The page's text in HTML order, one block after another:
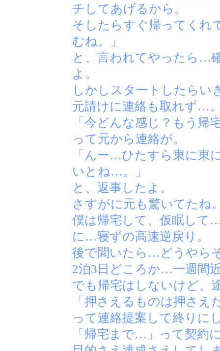
チしてあげるから。
そしたらすぐ帰ってくれ
むね。」
と、言われてやったら…
よ。
しかしスタートしたら
元請けに連絡も取れず…
「今どんな感じ？もう帰
って元から連絡が。
「んー…ひたすら東に東
いとね…。」
と、返事したよ。
さすがに元も驚いてたね
僕は帰宅して、仮眠して
に…寝ずの高速逆戻り。
後で聞いたら…どうやら
2泊3日どころか…一週間
でも帰宅はしないけど、
「押さえるものは押さ
って連絡提案して終りに
「帰宅まで…」って契約